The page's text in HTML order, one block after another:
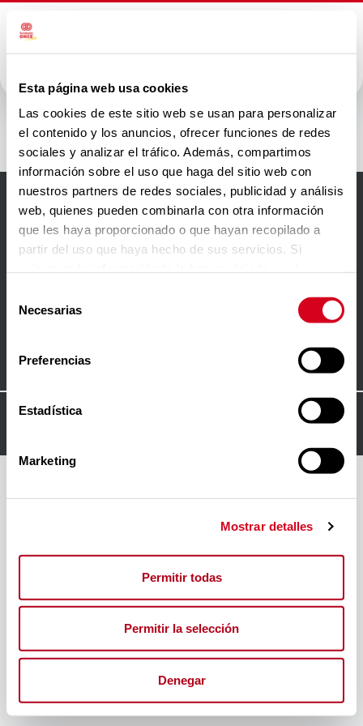
Esta página web usa cookies
Las cookies de este sitio web se usan para personalizar
el contenido y los anuncios, ofrecer funciones de redes
sociales y analizar el tráfico. Además, compartimos
información sobre el uso que haga del sitio web con
nuestros partners de redes sociales, publicidad y análisis
web, quienes pueden combinarla con otra información
que les haya proporcionado o que hayan recopilado a
partir del uso que haya hecho de sus servicios. Si
Necesarias
Preferencias
Estadística
Marketing
Mostrar detalles
Permitir todas
Permitir la selección
Denegar
IBERMUTUA
Aviso Legal
Política de cookies
© 2024FORO INSERTA RESPONSABLE